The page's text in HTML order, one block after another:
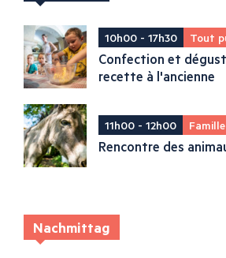
10h00 - 17h30 Tout
Confection et
recette à l'ancienne
11h00 - 12h00 Famille
Rencontre des
Nachmittag